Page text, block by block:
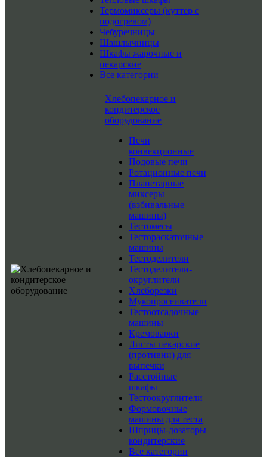
Термомиксеры (куттер с
подогревом)
Чебуречницы
Шашлычницы
Шкафы жарочные и
пекарские
Все категории
Хлебопекарное и
кондитерское
оборудование
Печи
конвекционные
Подовые печи
Ротационные печи
Планетарные
миксеры
(взбивальные
машины)
Тестомесы
Тестораскаточные
машины
Тестоделители
Тестоделители-
округлители
Хлеборезки
Мукопросеиватели
Тестоотсадочные
машины
Кремоварки
Листы пекарские
(противни) для
выпечки
Расстойные
шкафы
Тестоокруглители
Формовочные
машины для теста
Шприцы-дозаторы
кондитерские
Все категории